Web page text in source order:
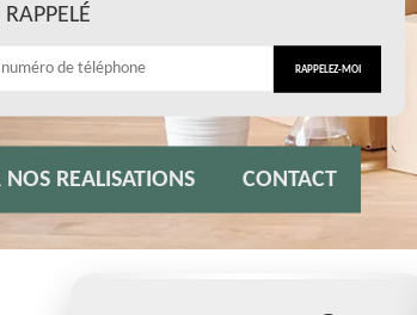
RAPPELÉ
REALISATIONS CONTACT